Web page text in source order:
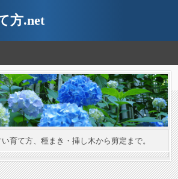
方.net
育て方、種まき・挿し木から剪定まで。